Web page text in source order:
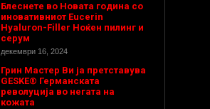
Блеснете во Новата година со
иновативниот Eucerin
Hyaluron-Filler Ноќен пилинг и
серум
декември 16, 2024
Грин Мастер Ви ја претставува
GESKE® Германската
револуција во негата на
кожата